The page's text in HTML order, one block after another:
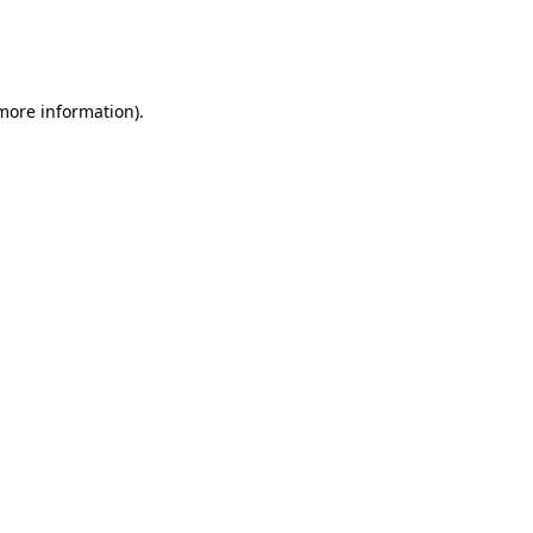
information).